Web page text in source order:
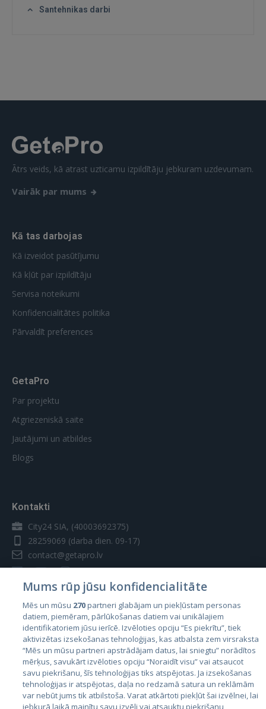
Aizmirsāt paroli?
Vēl neesat reģistrējies?
REĢISTRĀCIJA
Santehnikas darbi
Ātrs veids, kā atrast uzticamu izpildītāju jebkuram uzdevumam.
Vairāk par mums
Kā tas darbojas
Kā izveidot pasūtījumu
Kā kļūt par izpildītāju
Servisa noteikumi
Konfidencialitātes politika
Pārvaldīt preferences
GetaPro
Par projektu
Atgriezeniskā saite
Jautājumi un atbildes
Blogs
Kontakti
City24 SIA, (40003692375)
28259069 (darba dien. 09-17)
contact@getapro.lv
Valstis
Igaunija
Latvija
Lietuva
Mums rūp jūsu konfidencialitāte
Mēs un mūsu 270partneri glabājam un piekļūstam personas
datiem, piemēram, pārlūkošanas datiem vai unikālajiem
identifikatoriem jūsu ierīcē. Izvēloties opciju “Es piekrītu”, tiek
aktivizētas izsekošanas tehnoloģijas, kas atbalsta zem virsraksta
“Mēs un mūsu partneri apstrādājam datus, lai sniegtu” norādītos
mērķus, savukārt izvēloties opciju “Noraidīt visu” vai atsaucot
savu piekrišanu, šīs tehnoloģijas tiks atspējotas. Ja izsekošanas
tehnoloģijas ir atspējotas, daļa no redzamā satura un reklāmām
var nebūt jums tik atbilstoša. Varat atkārtoti piekļūt šai izvēlnei, lai
jebkurā laikā mainītu savu izvēli vai atsauktu piekrišanu,